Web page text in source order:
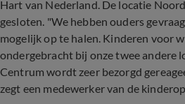
Hart van Nederland. De locatie
gesloten. "We hebben ouders
mogelijk op te halen. Kinderen voor
ondergebracht bij onze twee andere
Centrum wordt zeer bezorgd
zegt een medewerker van de